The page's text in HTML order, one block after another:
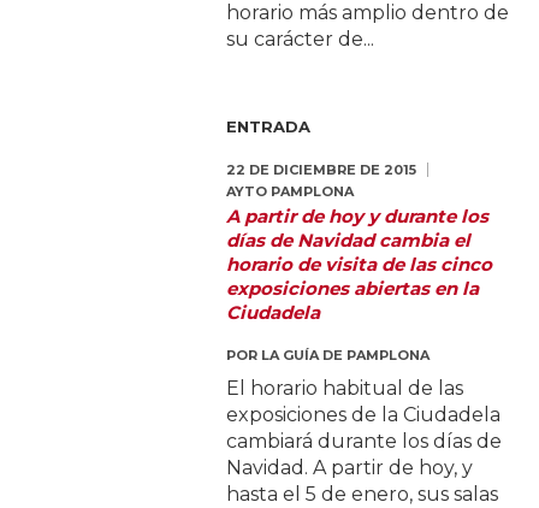
horario más amplio dentro de
su carácter de...
ENTRADA
22 DE DICIEMBRE DE 2015
AYTO PAMPLONA
A partir de hoy y durante los
días de Navidad cambia el
horario de visita de las cinco
exposiciones abiertas en la
Ciudadela
POR LA GUÍA DE PAMPLONA
El horario habitual de las
exposiciones de la Ciudadela
cambiará durante los días de
Navidad. A partir de hoy, y
hasta el 5 de enero, sus salas